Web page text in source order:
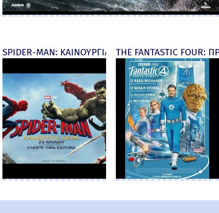
SPIDER-MAN: ΚΑΙΝΟΥΡΓΙΑ ΜΕΡΑ (Spider-Man:
THE FANTASTIC